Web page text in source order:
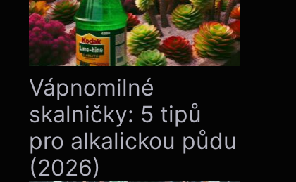
Vápnomilné
skalničky: 5 tipů
pro alkalickou půdu
(2026)